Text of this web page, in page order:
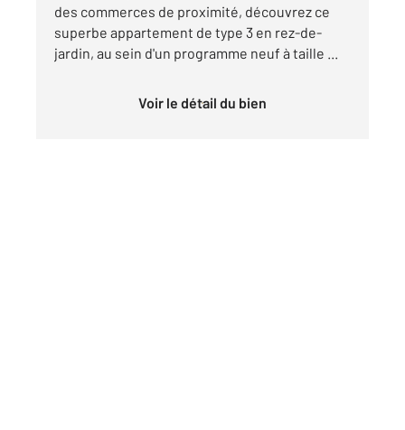
des commerces de proximité, découvrez ce
superbe appartement de type 3 en rez-de-
jardin, au sein d'un programme neuf à taille ...
Voir le détail du bien